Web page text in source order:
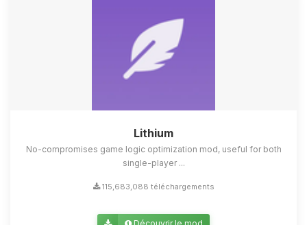
Lithium
No-compromises game logic optimization mod, useful for both
single-player ...
115,683,088 téléchargements